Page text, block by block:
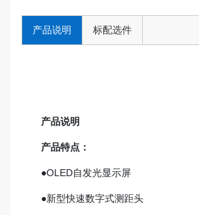
产品说明 标配选件
产品说明
产品特点：
●OLED自发光显示屏
●新型快速数字式测距头